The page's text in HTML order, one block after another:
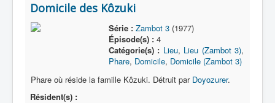
Films
COSAA
Artiste Asperger
Lexique
Domicile des Kôzuki
Série : Zambot 3(1977)
Épisode(s) :4
Catégorie(s) : Lieu, Lieu (Zambot 3),
Phare, Domicile, Domicile (Zambot 3)
Phare où réside la famille Kôzuki. Détruit par Doyozurer.
Résident(s) :